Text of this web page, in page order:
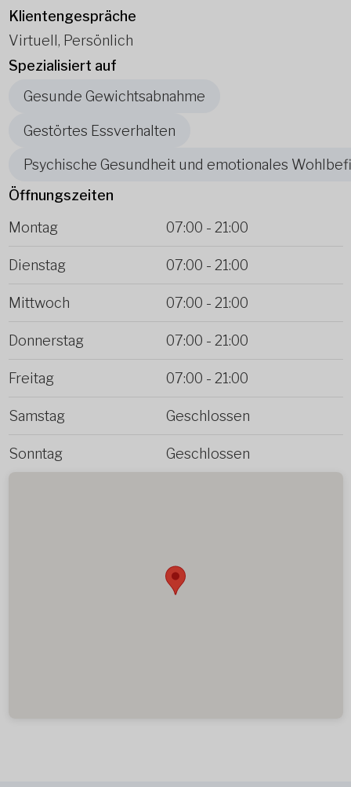
Klientengespräche
Virtuell, Persönlich
Spezialisiert auf
Gesunde Gewichtsabnahme
Gestörtes Essverhalten
Psychische Gesundheit und emotionales
Öffnungszeiten
Montag
07:00 - 21:00
Dienstag 07:00 - 21:00
Mittwoch 07:00 - 21:00
Donnerstag 07:00 - 21:00
Freitag 07:00 - 21:00
Samstag Geschlossen
Sonntag Geschlossen